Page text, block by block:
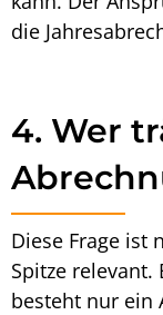
die
4. Wer
Diese Frage ist
Spitze
besteht nur ein